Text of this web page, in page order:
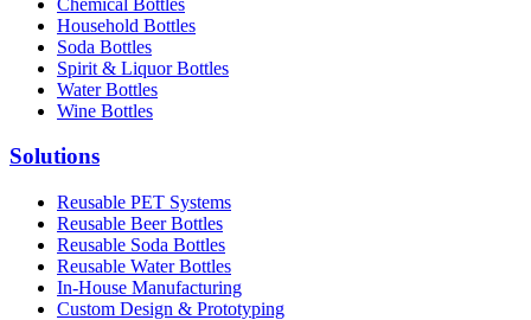
Household Bottles
Soda Bottles
Spirit & Liquor Bottles
Water Bottles
Wine Bottles
Solutions
Reusable PET Systems
Reusable Beer Bottles
Reusable Soda Bottles
Reusable Water Bottles
In-House Manufacturing
Custom Design & Prototyping